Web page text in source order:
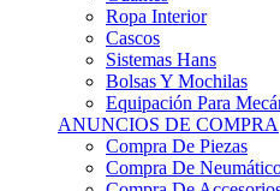
Cascos
Sistemas Hans
Bolsas Y Mochilas
Equipación Para
ANUNCIOS DE COMPRA
Compra De Piezas
Compra De Neumáticos
Compra De
Compra De